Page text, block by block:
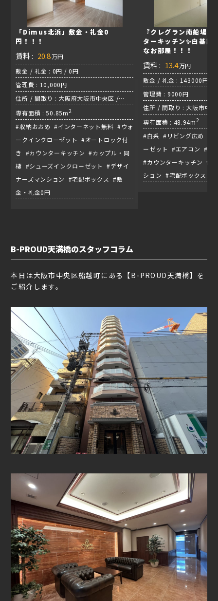
「Dimus北浜」敷金・礼金0
円！！！
賃料 : 20.8万円
敷金 / 礼金 : 0円 / 0円
管理費 : 10,000円
住所 / 間取り : 大阪府大阪市中央区 /
1LDK
専有面積 : 50.85m2
#収納おおめ #インターネット無料 #ウォ
ークインクローゼット #オートロック付
き #カウンターキッチン #カップル・同
棲 #シューズインクローゼット #デザイ
ナーズマンション #宅配ボックス #敷
金・礼金0円
『クレグラン南船場』
ターキッチン✨白基調
なお部屋！！！
賃料 : 13.4万円
敷金 / 礼金 : 143000円 /
管理費 : 9000円
住所 / 間取り : 大阪市中
専有面積 : 48.94m2
#白系 #リビング広め #ウ
ーゼット #エアコン #オ
#カウンターキッチン #デ
ション #宅配ボックス
B-PROUD天満橋のスタッフコラム
本日は大阪市中央区船越町にある【B-PROUD天満橋】を
ご紹介します。